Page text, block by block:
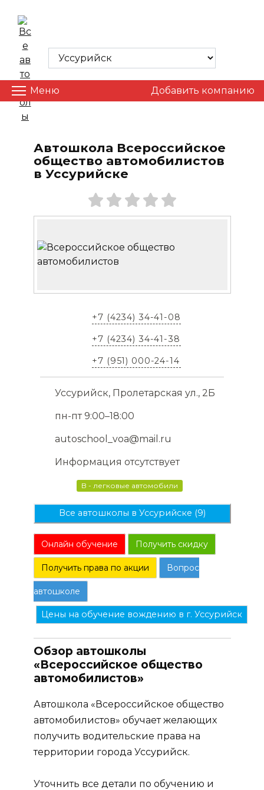
content
Меню Добавить компанию
Автошкола Всероссийское
общество автомобилистов
в Уссурийске
+7 (4234) 34-41-08
+7 (4234) 34-41-38
+7 (951) 000-24-14
Уссурийск, Пролетарская ул., 2Б
пн-пт 9:00–18:00
autoschool_voa@mail.ru
Информация отсутствует
B - легковые автомобили
Все автошколы в Уссурийске (9)
Онлайн обучение Получить скидку
Получить права по акции Вопрос
автошколе
Цены на обучение вождению в г. Уссурийск
Обзор автошколы
«Всероссийское общество
автомобилистов»
Автошкола «Всероссийское общество
автомобилистов» обучает желающих
получить водительские права на
территории города Уссурийск.
Уточнить все детали по обучению и